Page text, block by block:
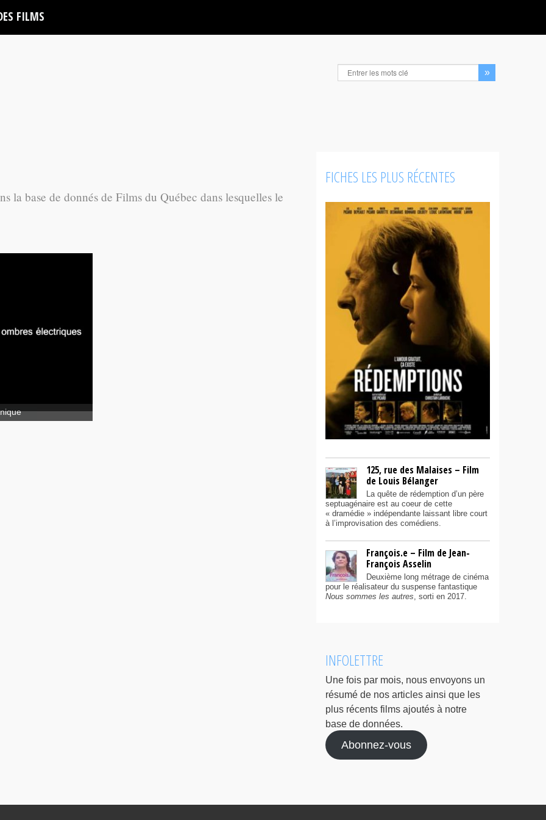
FILMS
la base de donnés de Films du Québec dans lesquelles le
FICHES LES PLUS RÉCENTES
125, rue des Malaises – Film
de Louis Bélanger
La quête de rédemption d’un père
septuagénaire est au coeur de cette
« dramédie » indépendante laissant libre court
à l’improvisation des comédiens.
François.e – Film de Jean-
François Asselin
Deuxième long métrage de cinéma
pour le réalisateur du suspense fantastique
Nous sommes les autres, sorti en 2017.
INFOLETTRE
Une fois par mois, nous envoyons un
résumé de nos articles ainsi que les
plus récents films ajoutés à notre
base de données.
Abonnez-vous